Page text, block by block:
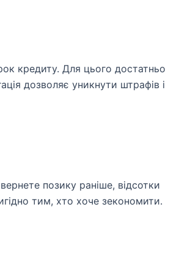
кредиту. Для цього достатньо
дозволяє уникнути штрафів і
позику раніше, відсотки
тим, хто хоче зекономити.